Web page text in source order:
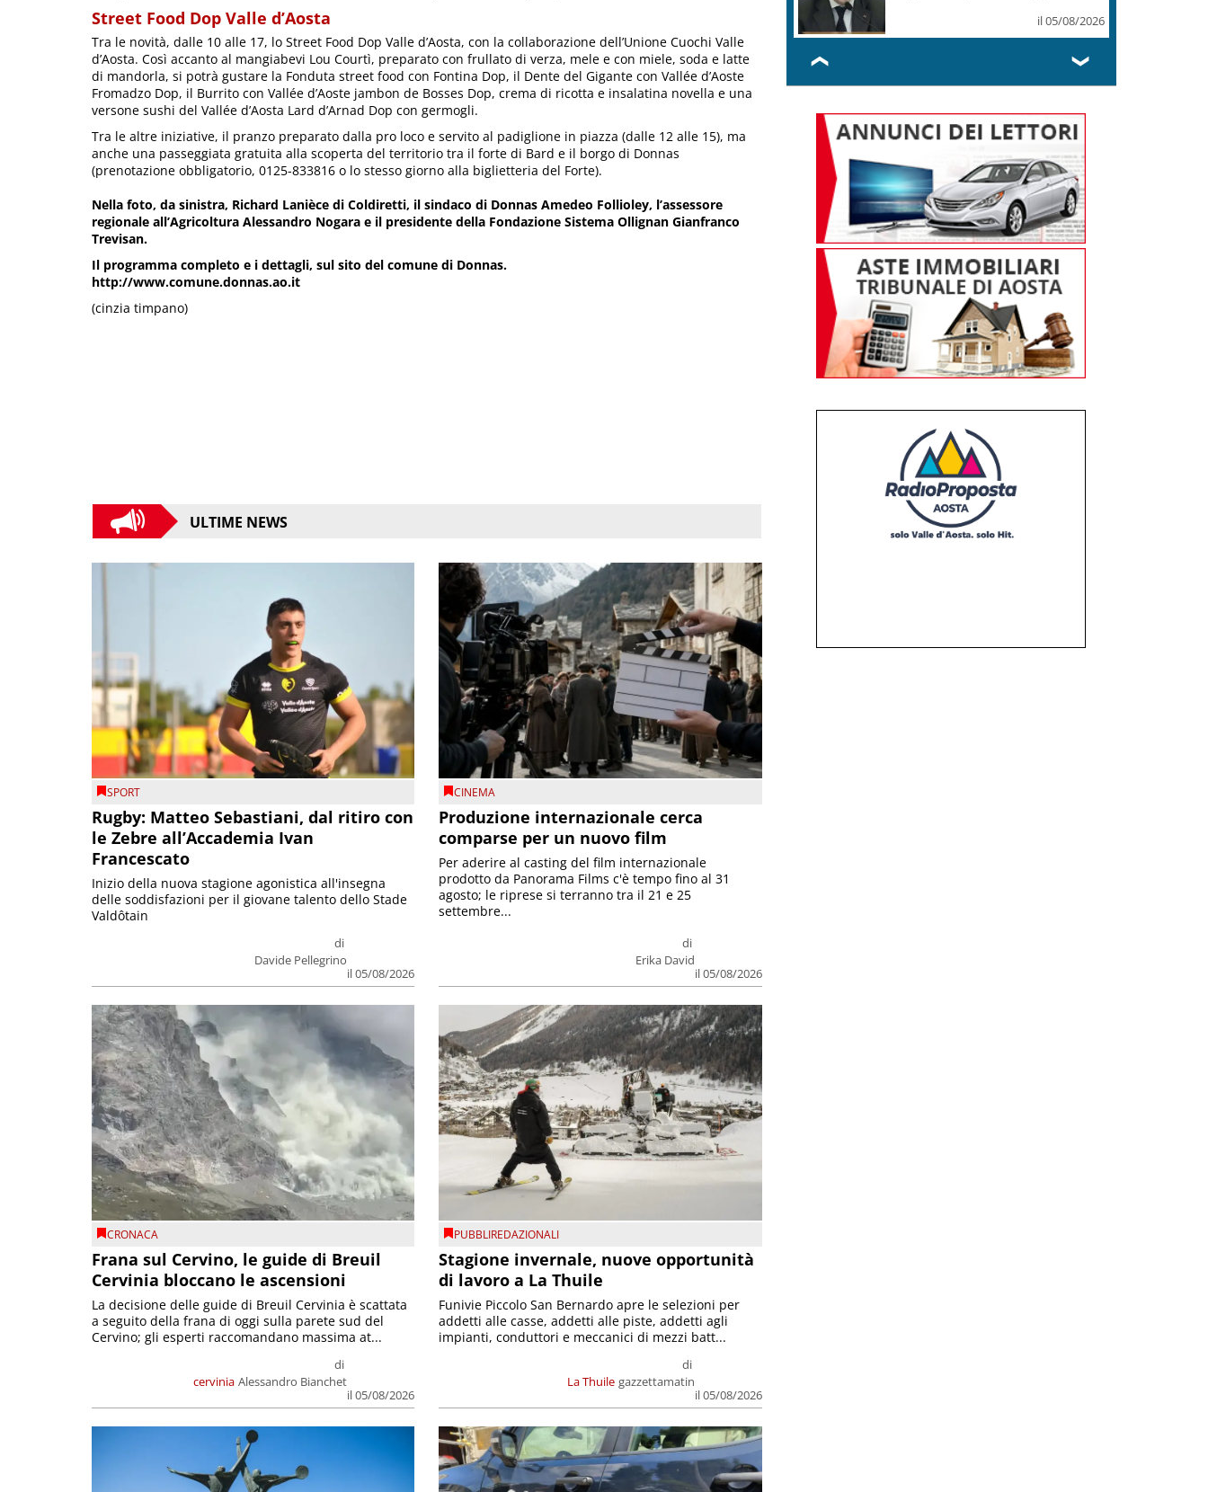
Street Food Dop Valle d’Aosta
Tra le novità, dalle 10 alle 17, lo Street Food Dop Valle d’Aosta, con la collaborazione dell’Unione Cuochi Valle
d’Aosta. Così accanto al mangiabevi Lou Courtì, preparato con frullato di verza, mele e con miele, soda e latte
di mandorla, si potrà gustare la Fonduta street food con Fontina Dop, il Dente del Gigante con Vallée d’Aoste
Fromadzo Dop, il Burrito con Vallée d’Aoste jambon de Bosses Dop, crema di ricotta e insalatina novella e una
versone sushi del Vallée d’Aosta Lard d’Arnad Dop con germogli.
Tra le altre iniziative, il pranzo preparato dalla pro loco e servito al padiglione in piazza (dalle 12 alle 15), ma
anche una passeggiata gratuita alla scoperta del territorio tra il forte di Bard e il borgo di Donnas
(prenotazione obbligatorio, 0125-833816 o lo stesso giorno alla biglietteria del Forte).
Nella foto, da sinistra, Richard Lanièce di Coldiretti, il sindaco di Donnas Amedeo Follioley, l’assessore
regionale all’Agricoltura Alessandro Nogara e il presidente della Fondazione Sistema Ollignan Gianfranco
Trevisan.
Il programma completo e i dettagli, sul sito del comune di Donnas.
http://www.comune.donnas.ao.it
(cinzia timpano)
ULTIME NEWS
SPORT
Rugby: Matteo Sebastiani, dal ritiro con
le Zebre all’Accademia Ivan
Francescato
di
Davide Pellegrino
il 05/08/2026
Inizio della nuova stagione agonistica all'insegna
delle soddisfazioni per il giovane talento dello Stade
Valdôtain
CINEMA
Produzione internazionale cerca
comparse per un nuovo film
di
Erika David
il 05/08/2026
Per aderire al casting del film internazionale
prodotto da Panorama Films c'è tempo fino al 31
agosto; le riprese si terranno tra il 21 e 25
settembre...
CRONACA
Frana sul Cervino, le guide di Breuil
Cervinia bloccano le ascensioni
cervinia
di
Alessandro Bianchet
il 05/08/2026
La decisione delle guide di Breuil Cervinia è scattata
a seguito della frana di oggi sulla parete sud del
Cervino; gli esperti raccomandano massima at...
PUBBLIREDAZIONALI
Stagione invernale, nuove opportunità
di lavoro a La Thuile
La Thuile
di
gazzettamatin
il 05/08/2026
Funivie Piccolo San Bernardo apre le selezioni per
addetti alle casse, addetti alle piste, addetti agli
impianti, conduttori e meccanici di mezzi batt...
il 05/08/2026
❮ ❯